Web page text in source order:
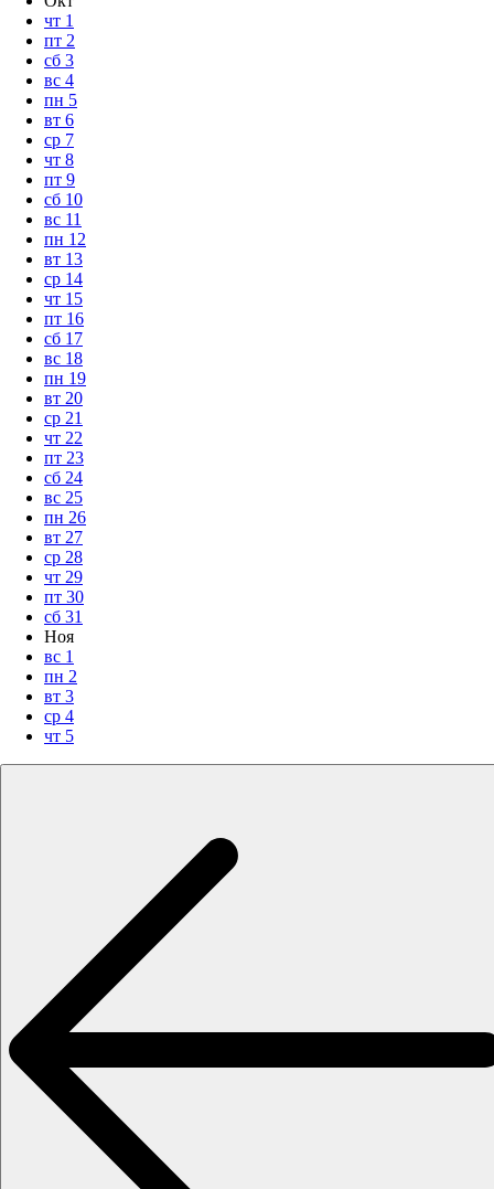
чт 1
пт 2
сб 3
вс 4
пн 5
вт 6
ср 7
чт 8
пт 9
сб 10
вс 11
пн 12
вт 13
ср 14
чт 15
пт 16
сб 17
вс 18
пн 19
вт 20
ср 21
чт 22
пт 23
сб 24
вс 25
пн 26
вт 27
ср 28
чт 29
пт 30
сб 31
Ноя
вс 1
пн 2
вт 3
ср 4
чт 5